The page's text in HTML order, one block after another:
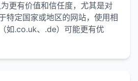
更有价值和信任度，尤其是对
特定国家或地区的网站，使用相
如.co.uk、.de）可能更有优